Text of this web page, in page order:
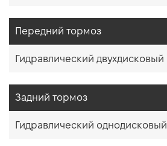
Передний тормоз
Гидравлический двухдисковый
Задний тормоз
Гидравлический однодисковый